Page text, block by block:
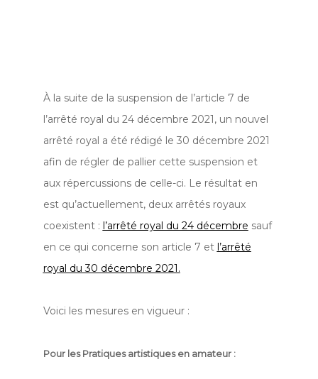
À la suite de la suspension de l’article 7 de
l’arrêté royal du 24 décembre 2021, un nouvel
arrêté royal a été rédigé le 30 décembre 2021
afin de régler de pallier cette suspension et
aux répercussions de celle-ci. Le résultat en
est qu’actuellement, deux arrêtés royaux
coexistent : l’arrêté royal du 24 décembre sauf
en ce qui concerne son article 7 et l’arrêté
royal du 30 décembre 2021.
Voici les mesures en vigueur :
Pour les Pratiques artistiques en amateur :